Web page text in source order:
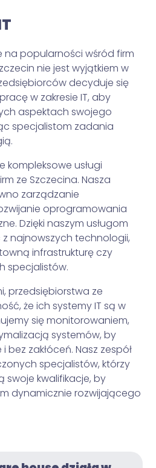
na popularności wśród firm
nie jest wyjątkiem w
decyduje się
w zakresie IT, aby
aspektach swojego
specjalistom zadania
kompleksowe usługi
ze Szczecina. Nasza
zarządzanie
oprogramowania
Dzięki naszym usługom
najnowszych technologii,
infrastrukturę czy
specjalistów.
przedsiębiorstwa ze
że ich systemy IT są w
się monitorowaniem,
systemów, by
bez zakłóceń. Nasz zespół
specjalistów, którzy
swoje kwalifikacje, by
dynamicznie rozwijającego